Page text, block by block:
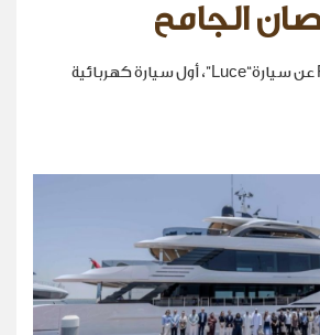
الجامح
كشفت شركةFerrari عن سيارة“Luce”، أول سيارة كهربائية